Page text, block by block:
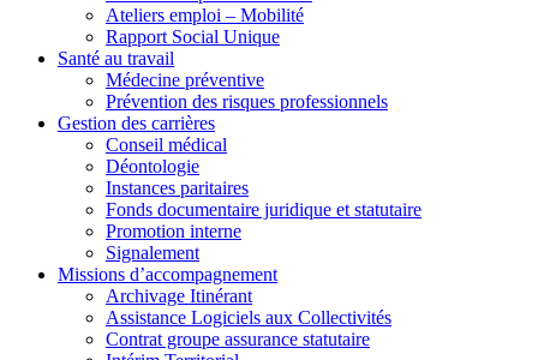
Ateliers emploi – Mobilité
Rapport Social Unique
Santé au travail
Médecine préventive
Prévention des risques professionnels
Gestion des carrières
Conseil médical
Déontologie
Instances paritaires
Fonds documentaire juridique et statutaire
Promotion interne
Signalement
Missions d’accompagnement
Archivage Itinérant
Assistance Logiciels aux Collectivités
Contrat groupe assurance statutaire